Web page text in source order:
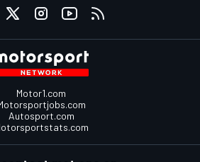
Motor1.com
Autosport.com